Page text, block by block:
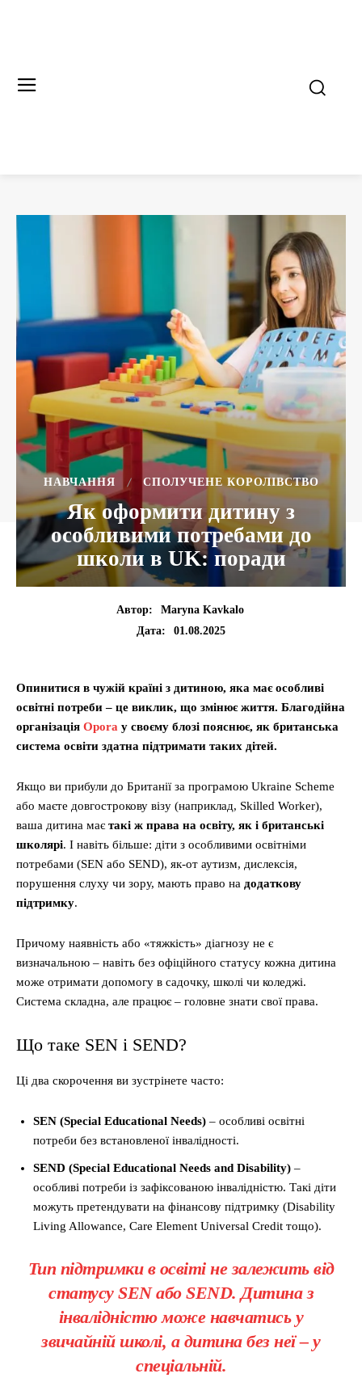
НАВЧАННЯ СПОЛУЧЕНЕ КОРОЛІВСТВО
Як оформити дитину з
особливими потребами до
школи в UK: поради
Автор:
Maryna Kavkalo
Дата:
01.08.2025
Опинитися в чужій країні з дитиною, яка має особливі
освітні потреби – це виклик, що змінює життя. Благодійна
організація Opora у своєму блозі пояснює, як британська
система освіти здатна підтримати таких дітей.
Якщо ви прибули до Британії за програмою Ukraine Scheme
або маєте довгострокову візу (наприклад, Skilled Worker),
ваша дитина маєтакі ж права на освіту, як і британські
школярі. І навіть більше: діти з особливими освітніми
потребами (SEN або SEND), як-от аутизм, дислексія,
порушення слуху чи зору, мають право на додаткову
підтримку.
Причому наявність або «тяжкість» діагнозу не є
визначальною – навіть без офіційного статусу кожна дитина
може отримати допомогу в садочку, школі чи коледжі.
Система складна, але працює – головне знати свої права.
Що таке SEN і SEND?
Ці два скорочення ви зустрінете часто:
SEN (Special Educational Needs) – особливі освітні
потреби без встановленої інвалідності.
SEND (Special Educational Needs and Disability) –
особливі потреби із зафіксованою інвалідністю. Такі діти
можуть претендувати на фінансову підтримку (Disability
Living Allowance, Care Element Universal Credit тощо).
Тип підтримки в освіті не залежить від
статусу SEN або SEND. Дитина з
інвалідністю може навчатись у
звичайній школі, а дитина без неї – у
спеціальній.